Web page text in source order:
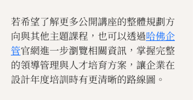
若希望了解更多公開講座的整體規劃方
向與其他主題課程，也可以透過哈佛企
管官網進一步瀏覽相關資訊，掌握完整
的領導管理與人才培育方案，讓企業在
設計年度培訓時有更清晰的路線圖。